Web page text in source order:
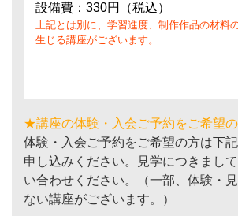
設備費：330円（税込）
上記とは別に、学習進度、制作作品の材料
生じる講座がございます。
★講座の体験・入会ご予約をご希望
体験・入会ご予約をご希望の方は下
申し込みください。見学につきまし
い合わせください。（一部、体験・
ない講座がございます。）